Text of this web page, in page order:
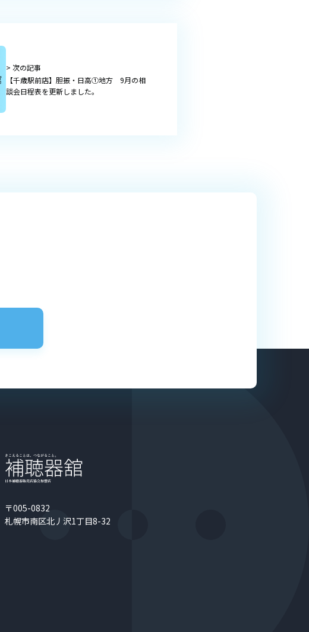
> 次の記事
【千歳駅前店】胆振・日高①地方 9月の相
談会日程表を更新しました。
〒005-0832
札幌市南区北丿沢1丁目8-32